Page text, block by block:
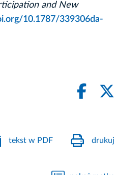
and New
10.1787/339306da-
tekst w PDF drukuj